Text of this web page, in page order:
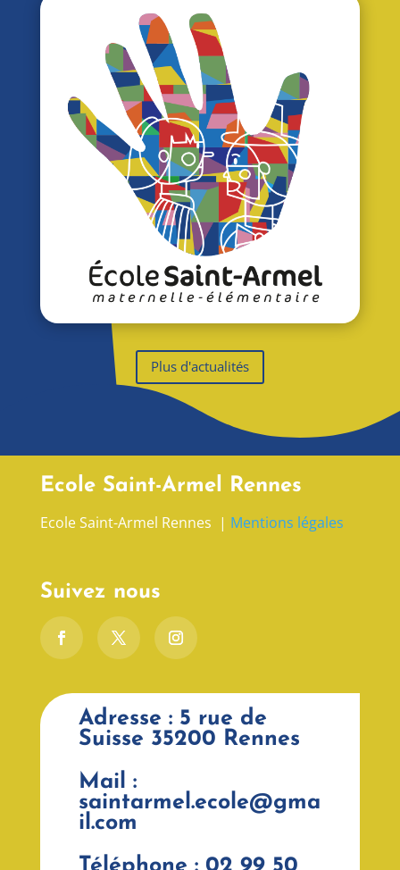
Plus d'actualités
Ecole Saint-Armel Rennes
Ecole Saint-Armel Rennes | Mentions légales
Suivez nous
Adresse : 5 rue de
Suisse 35200 Rennes
Mail :
saintarmel.ecole@gma
il.com